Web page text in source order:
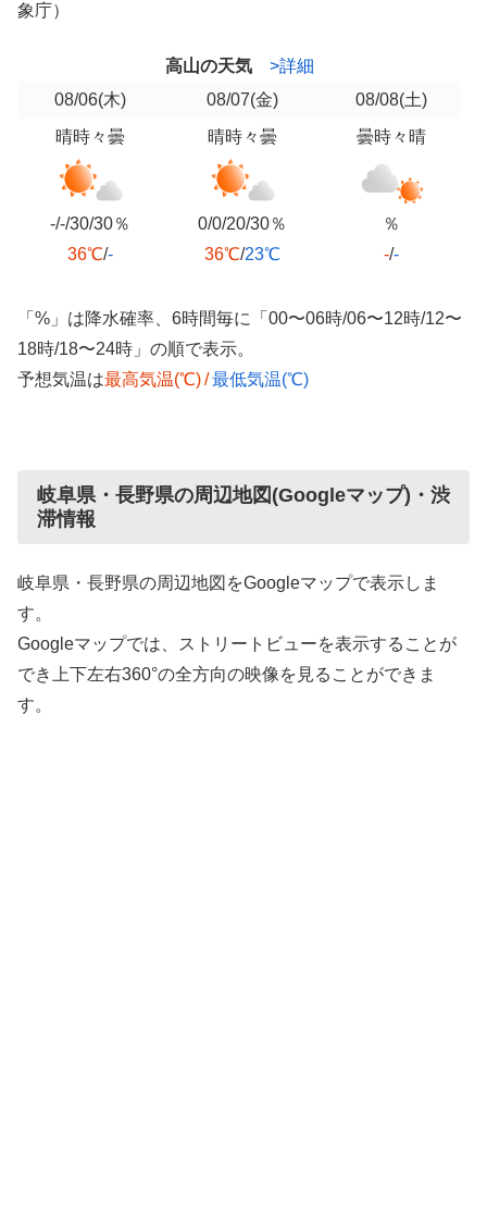
象庁）
高山の天気
>詳細
08/06(木) 08/07(金) 08/08(土)
晴時々曇
-/-/30/30％
36℃/-
晴時々曇
0/0/20/30％
36℃/23℃
曇時々晴
％
-/-
「%」は降水確率、6時間毎に「00〜06時/06〜12時/12〜
18時/18〜24時」の順で表示。
予想気温は最高気温(℃)/最低気温(℃)
岐阜県・長野県の周辺地図(Googleマップ)・渋
滞情報
岐阜県・長野県の周辺地図をGoogleマップで表示しま
す。
Googleマップでは、ストリートビューを表示することが
でき上下左右360°の全方向の映像を見ることができま
す。